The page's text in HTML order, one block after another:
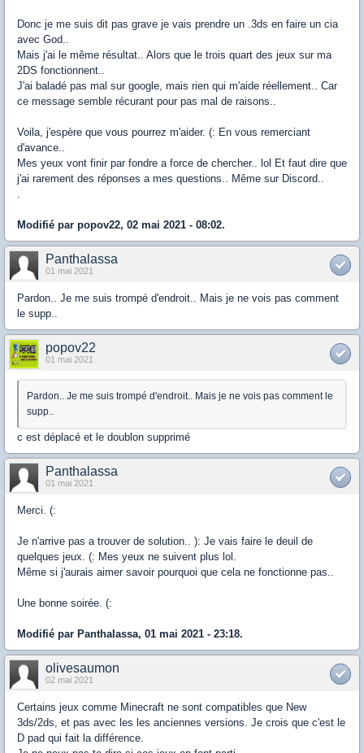
Donc je me suis dit pas grave je vais prendre un .3ds en faire un cia
avec God..
Mais j'ai le même résultat.. Alors que le trois quart des jeux sur ma
2DS fonctionnent..
J'ai baladé pas mal sur google, mais rien qui m'aide réellement.. Car
ce message semble récurant pour pas mal de raisons..
Voila, j'espère que vous pourrez m'aider. (: En vous remerciant
d'avance..
Mes yeux vont finir par fondre a force de chercher.. lol Et faut dire que
j'ai rarement des réponses a mes questions.. Même sur Discord..
.
Modifié par popov22, 02 mai 2021 - 08:02.
Panthalassa
01 mai 2021
Pardon.. Je me suis trompé d'endroit.. Mais je ne vois pas comment
le supp..
popov22
01 mai 2021
Pardon.. Je me suis trompé d'endroit.. Mais je ne vois pas comment le
supp..
c est déplacé et le doublon supprimé
Panthalassa
01 mai 2021
Merci. (:
Je n'arrive pas a trouver de solution.. ): Je vais faire le deuil de
quelques jeux. (: Mes yeux ne suivent plus lol.
Même si j'aurais aimer savoir pourquoi que cela ne fonctionne pas..
Une bonne soirée. (:
Modifié par Panthalassa, 01 mai 2021 - 23:18.
olivesaumon
02 mai 2021
Certains jeux comme Minecraft ne sont compatibles que New
3ds/2ds, et pas avec les les anciennes versions. Je crois que c'est le
D pad qui fait la différence.